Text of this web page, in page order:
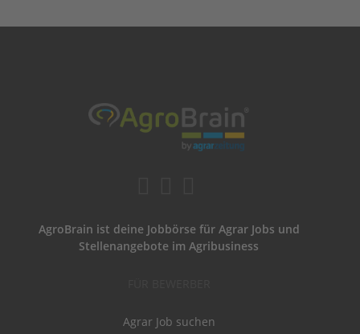
AgroBrain ist deine Jobbörse für Agrar Jobs und
Stellenangebote im Agribusiness
Agrar Job suchen